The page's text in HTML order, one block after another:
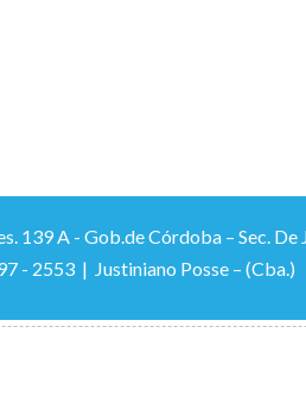
A - Gob.de Córdoba – Sec. De
- 2553 | Justiniano Posse – (Cba.)